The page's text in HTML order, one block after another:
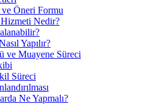
Öneri Formu
Nedir?
Yapılır?
ve Muayene Süreci
Süreci
Ne Yapmalı?